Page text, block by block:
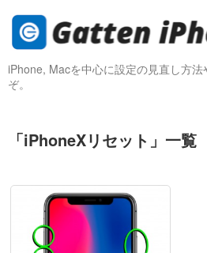
iPhone, Macを中心に設定の見直し方法
ぞ。
「iPhoneXリセット 」 一覧